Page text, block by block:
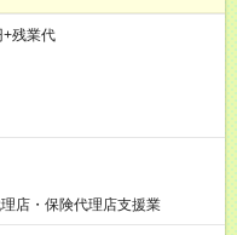
残業代
店・保険代理店支援業